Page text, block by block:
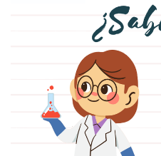
NEWSLETTERS